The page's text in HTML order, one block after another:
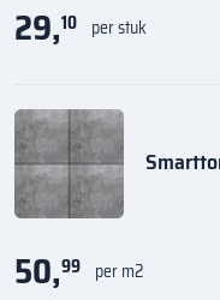
29,10 per stuk
50,99 per m2